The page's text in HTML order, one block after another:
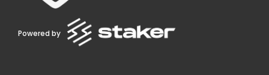
Powered by